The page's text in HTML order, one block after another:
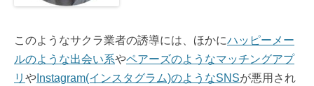
このようなサクラ業者の誘導には、ほかにハッピーメー
ルのような出会い系やペアーズのようなマッチングアプ
リ や Instagram(インスタグラム)のようなSNSが悪用され